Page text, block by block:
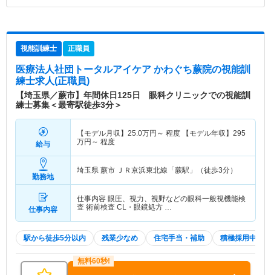
視能訓練士 正職員
医療法人社団トータルアイケア かわぐち蕨院の視能訓
練士求人(正職員)
【埼玉県／蕨市】年間休日125日 眼科クリニックでの視能訓
練士募集＜最寄駅徒歩3分＞
給与
【モデル月収】 25.0万円～ 程度 【モデル年収】 295
万円～ 程度
勤務地
埼玉県 蕨市 ＪＲ京浜東北線「蕨駅」（徒歩3分）
仕事内容
仕事内容 眼圧、視力、視野などの眼科一般視機能検
査 術前検査 CL・眼鏡処方 …
駅から徒歩5分以内 残業少なめ 住宅手当・補助 積極採用中